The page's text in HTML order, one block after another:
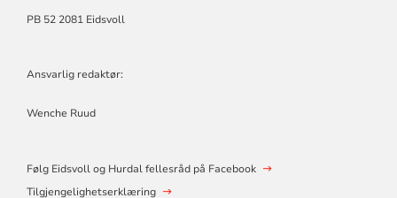
PB 52 2081 Eidsvoll
Ansvarlig redaktør:
Wenche Ruud
Følg Eidsvoll og Hurdal fellesråd på Facebook
Tilgjengelighetserklæring